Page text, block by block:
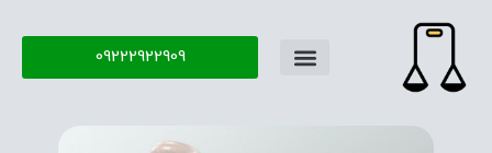
وکیل پایه یک دادگستری در صادقیه+